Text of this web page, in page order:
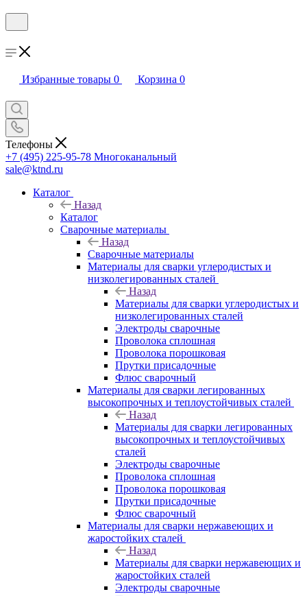
Избранные товары 0 Корзина 0
Телефоны
+7 (495) 225-95-78 Многоканальный
sale@ktnd.ru
Каталог
Назад
Каталог
Сварочные материалы
Назад
Сварочные материалы
Материалы для сварки углеродистых и
низколегированных сталей
Назад
Материалы для сварки углеродистых и
низколегированных сталей
Электроды сварочные
Проволока сплошная
Проволока порошковая
Прутки присадочные
Флюс сварочный
Материалы для сварки легированных
высокопрочных и теплоустойчивых сталей
Назад
Материалы для сварки легированных
высокопрочных и теплоустойчивых
сталей
Электроды сварочные
Проволока сплошная
Проволока порошковая
Прутки присадочные
Флюс сварочный
Материалы для сварки нержавеющих и
жаростойких сталей
Назад
Материалы для сварки нержавеющих и
жаростойких сталей
Электроды сварочные